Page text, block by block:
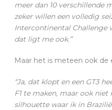
meer dan 10 verschillende
zeker willen een volledig
Intercontinental Challenge
dat ligt me ook.”
Maar het is meteen ook de
“Ja, dat klopt en een GT3
F1 te maken, maar ook
silhouette waar ik in